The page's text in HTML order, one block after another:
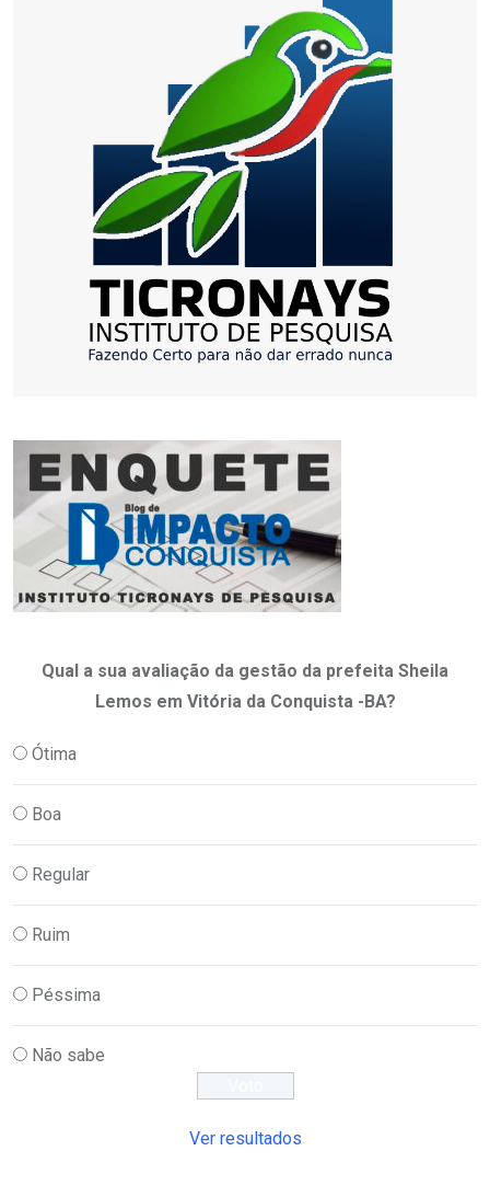
Qual a sua avaliação da gestão da prefeita Sheila
Lemos em Vitória da Conquista -BA?
Ótima
Boa
Regular
Ruim
Péssima
Não sabe
Ver resultados